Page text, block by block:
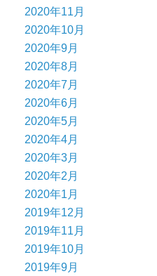
2020年11月
2020年10月
2020年9月
2020年8月
2020年7月
2020年6月
2020年5月
2020年4月
2020年3月
2020年2月
2020年1月
2019年12月
2019年11月
2019年10月
2019年9月